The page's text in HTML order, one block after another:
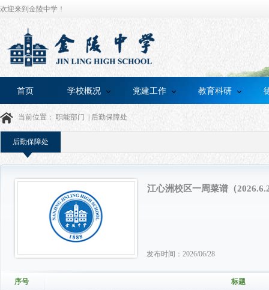
欢迎来到金陵中学！
首页 学校概况 党建工作 教育科研
当前位置： 职能部门 后勤保障处
后勤保障处
江心洲校区一周菜谱（
发布时间：2026/06/28
序号 标题